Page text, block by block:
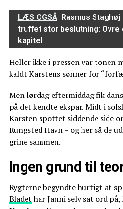
LÆS OGSÅ Rasmus Staghøj
truffet stor beslutning: Ovre
kapitel
Heller ikke i pressen var tonen
kaldt Karstens sønner for
Men lørdag eftermiddag fik
på det kendte ekspar. Midt i
Karsten spottet siddende side
Rungsted Havn – og her så de
grine sammen.
Ingen grund til
Rygterne begyndte hurtigt at
Bladethar Janni selv sat ord